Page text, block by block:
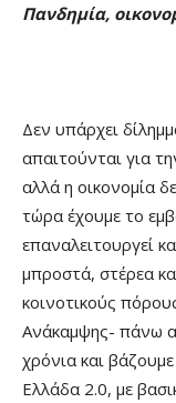
Πανδημία,
Δεν υπάρχει
απαιτούνται για
αλλά η οικονομία
τώρα έχουμε το
επαναλειτουργεί
μπροστά, στέρεα
κοινοτικούς
Ανάκαμψης- πάνω
χρόνια και
Ελλάδα 2.0, με